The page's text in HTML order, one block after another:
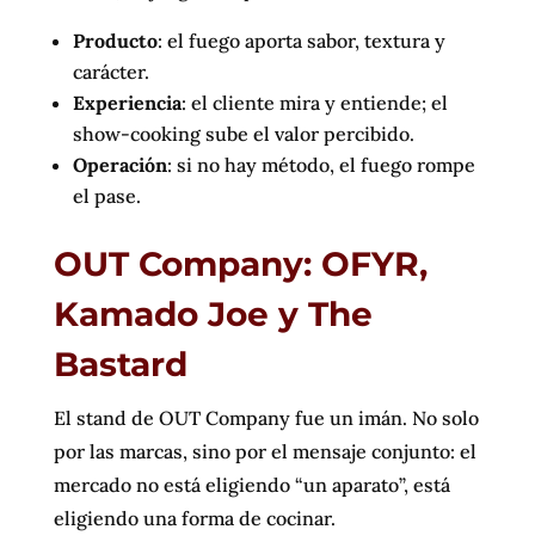
Producto: el fuego aporta sabor, textura y
carácter.
Experiencia: el cliente mira y entiende; el
show-cooking sube el valor percibido.
Operación: si no hay método, el fuego rompe
el pase.
OUT Company: OFYR,
Kamado Joe y The
Bastard
El stand de OUT Company fue un imán. No solo
por las marcas, sino por el mensaje conjunto: el
mercado no está eligiendo “un aparato”, está
eligiendo una forma de cocinar.